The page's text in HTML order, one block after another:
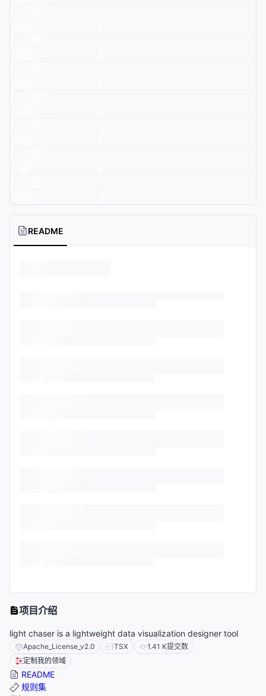
README
项目介绍
light chaser is a lightweight data visualization designer tool
Apache_License_v2.0 TSX 1.41 K提交数
定制我的领域
README
规则集